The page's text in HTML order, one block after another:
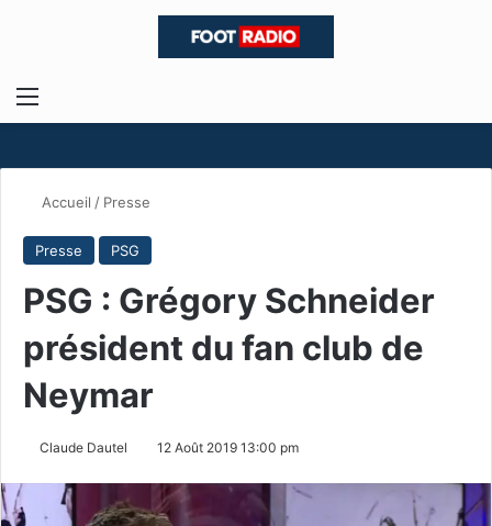
Menu
Accueil / Presse
Presse PSG
PSG : Grégory Schneider
président du fan club de
Neymar
Claude Dautel 12 Août 2019 13:00 pm